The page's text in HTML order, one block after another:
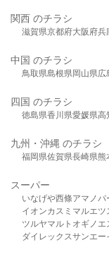
関西 のチラシ
滋賀県京都府大阪府兵
中国 のチラシ
鳥取県島根県岡山県広
四国 のチラシ
徳島県香川県愛媛県高
九州・沖縄 のチラシ
福岡県佐賀県長崎県熊
スーパー
いなげや西條アマノパ
イオンカスミ マルエツ
ツルヤマルト オギノ エ
ダイレックスサンエー